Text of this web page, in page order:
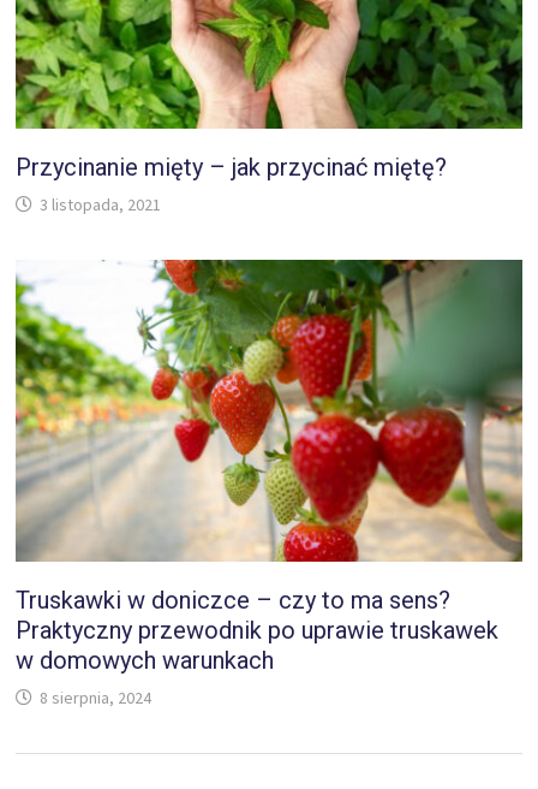
Przycinanie mięty – jak przycinać miętę?
3 listopada, 2021
Truskawki w doniczce – czy to ma sens?
Praktyczny przewodnik po uprawie truskawek
w domowych warunkach
8 sierpnia, 2024